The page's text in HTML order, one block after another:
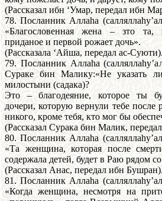
(Рассказал ибн ‘Умар, передал ибн
78. Посланник Аллаhа
«Благословенная жена – зто та,
приданое и первой рожает дочь».
(Рассказала ‘Айша, передал ас-Суюти).
79. Посланник Аллаhа
Сураке бин Малику:«Не указать
милостыни (садака)?
Это – благодеяние, которое ты
дочери, которую вернули тебе после
никого, кроме тебя, кто мог бы
(Рассказал Сурака бин Малик,
80. Посланник Аллаhа
«Та женщина, которая после
содержала детей, будет в Раю рядом
(Pассказал Анас, передал ибн Бушран).
81. Посланник Аллаhа
«Когда женщина, несмотря на